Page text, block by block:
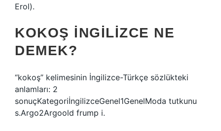
Erol).
KOKOŞ INGILIZCE NE
DEMEK?
“kokoş” kelimesinin İngilizce-Türkçe sözlükteki
anlamları: 2
sonuçKategoriİngilizceGenel1GenelModa tutkunu
s.Argo2Argoold frump i.